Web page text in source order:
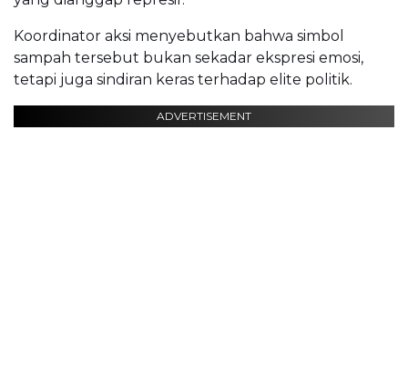
Koordinator aksi menyebutkan bahwa simbol
sampah tersebut bukan sekadar ekspresi emosi,
tetapi juga sindiran keras terhadap elite politik.
ADVERTISEMENT